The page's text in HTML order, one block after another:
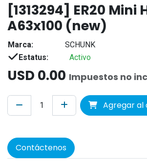
[1313294] ER20 Mini
A63x100 (new)
Marca:
SCHUNK
Estatus:
Activo
USD 0.00 Impuestos no
Agregar al
Contáctenos